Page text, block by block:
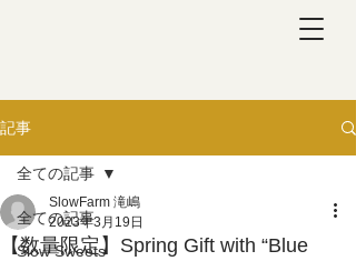
記事
全ての記事
Slow Sweets
全ての記事
【数量限定】Spring Gift with “Blue
SlowFarm 滝嶋
2023年3月19日